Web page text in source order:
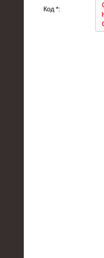
Код *: